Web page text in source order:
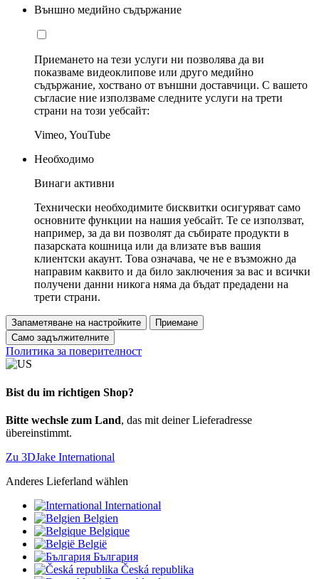
Външно медийно съдържание
Приемането на тези услуги ни позволява да ви
показваме видеоклипове или друго медийно
съдържание, хоствано от външни доставчици. С вашето
съгласие ние използваме следните услуги на трети
страни на този уебсайт:
Vimeo, YouTube
Необходимо
Винаги активни
Технически необходимите бисквитки осигуряват само
основните функции на нашия уебсайт. Те се използват,
например, за да ви позволят да събирате продукти в
пазарската кошница или да влизате във вашия
клиентски акаунт. Това означава, че не е възможно да
направим каквито и да било заключения за вас и всички
получени данни никога няма да бъдат предадени на
трети страни.
Запаметяване на настройките
Приемане
Само задължителните
Политика за поверителност
Bist du im richtigen Shop?
Bitte wechsle zum Land, das mit deiner Lieferadresse
übereinstimmt.
Zu 3DJake International
Anderes Lieferland wählen
International
Belgien
Belgique
België
България
Česká republika